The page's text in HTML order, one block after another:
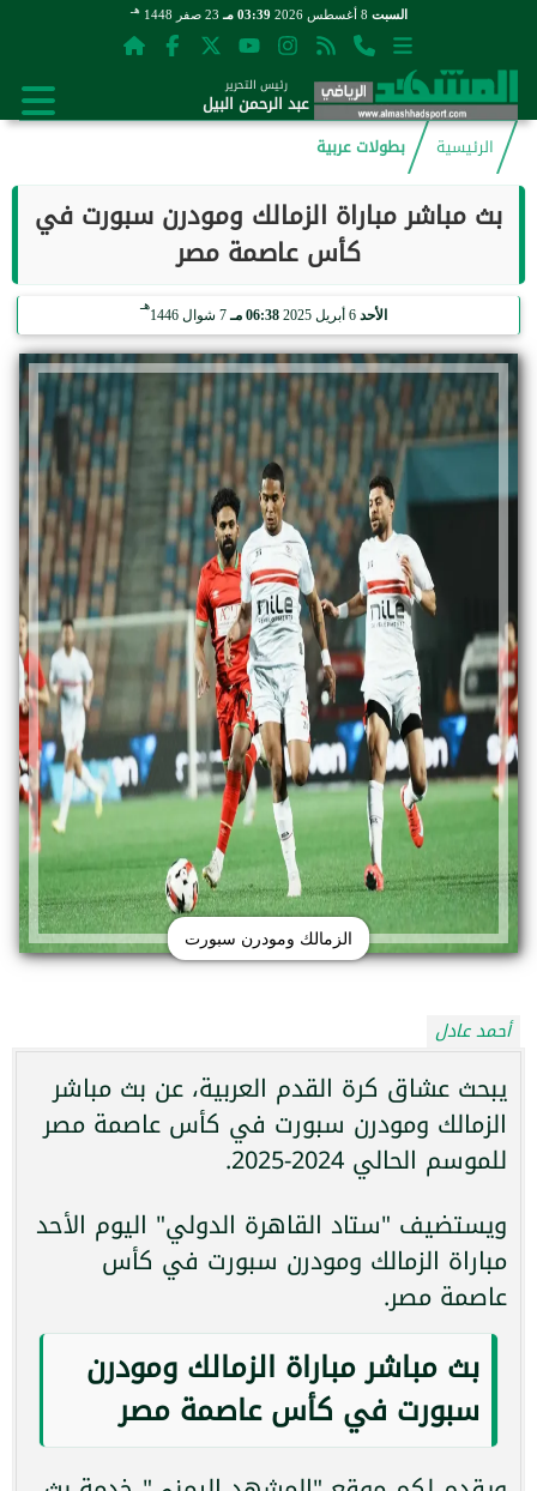
السبت 03:39 مـ 23 صفر 1448 هـ
رئيس التحرير
عبد الرحمن البيل
الرئيسية
بطولات عربية
بث مباشر مباراة الزمالك ومودرن سبورت في
كأس عاصمة مصر
الأحد 06:38 مـ 7 شوال 1446
هـ
الزمالك ومودرن سبورت
أحمد عادل
يبحث عشاق كرة القدم العربية، عن بث مباشر
الزمالك ومودرن سبورت في كأس عاصمة مصر
للموسم الحالي 2024-2025.
ويستضيف "ستاد القاهرة الدولي" اليوم الأحد
مباراة الزمالك ومودرن سبورت في كأس
عاصمة مصر.
بث مباشر مباراة الزمالك ومودرن
سبورت في كأس عاصمة مصر